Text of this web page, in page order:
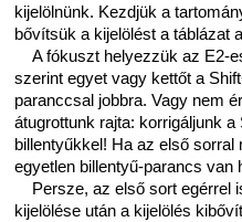
kijelölnünk. Kezdjük a
bővítsük a kijelölést a táblázat
A fókuszt helyezzük az E2-
szerint egyet vagy kettőt a
paranccsal jobbra. Vagy nem
átugrottunk rajta: korrigáljunk
billentyűkkel! Ha az első
egyetlen billentyű-parancs van
Persze, az első sort egérrel
kijelölése után a kijelölés